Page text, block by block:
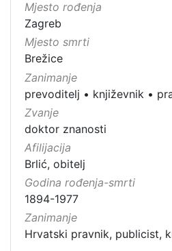
Mjesto rođenja
Zagreb
Mjesto smrti
Brežice
Zanimanje
prevoditelj • književnik •
Zvanje
doktor znanosti
Afilijacija
Brlić, obitelj
Godina rođenja-smrti
1894-1977
Zanimanje
Hrvatski pravnik, publicist,